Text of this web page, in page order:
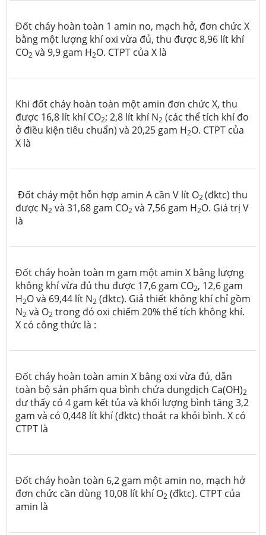
Đốt cháy hoàn toàn 1 amin no, mạch hở, đơn chức X
bằng một lượng khí oxi vừa đủ, thu được 8,96 lít khí
CO2 và 9,9 gam H2O. CTPT của X là
Khi đốt cháy hoàn toàn một amin đơn chức X, thu
được 16,8 lít khí CO2; 2,8 lít khí N2 (các thể tích khí đo
ở điều kiện tiêu chuẩn) và 20,25 gam H2O. CTPT của
X là
Đốt cháy một hỗn hợp amin A cần V lít O2(đktc) thu
được N2 và 31,68 gam CO2 và 7,56 gam H2O. Giá trị V
là
Đốt cháy hoàn toàn m gam một amin X bằng lượng
không khí vừa đủ thu được 17,6 gam CO2, 12,6 gam
H2O và 69,44 lít N2 (đktc). Giả thiết không khí chỉ gồm
N2 và O2 trong đó oxi chiếm 20% thể tích không khí.
X có công thức là :
Đốt cháy hoàn toàn amin X bằng oxi vừa đủ, dẫn
toàn bộ sản phẩm qua bình chứa dungdịch Ca(OH)2
dư thấy có 4 gam kết tủa và khối lượng bình tăng 3,2
gam và có 0,448 lít khí (đktc) thoát ra khỏi bình. X có
CTPT là
Đốt cháy hoàn toàn 6,2 gam một amin no, mạch hở
đơn chức cần dùng 10,08 lít khí O2 (đktc). CTPT của
amin là